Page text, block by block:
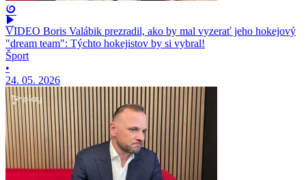
VIDEO Boris Valábik prezradil, ako by mal vyzerať jeho hokejový
"dream team": Týchto hokejistov by si vybral!
Šport
•
24. 05. 2026